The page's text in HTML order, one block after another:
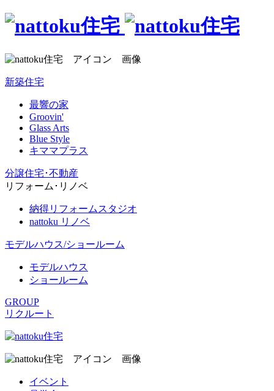
新築住宅
最響の家
Groovin'
Glass Arts
Blue Style
キママプラス
分譲住宅･不動産
リフォーム･リノベ
納得リフォームスタジオ
nattoku リノベ
モデルハウス/ショールーム
モデルハウス
ショールーム
GROUP
リクルート
イベント